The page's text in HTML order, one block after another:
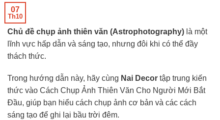
07
Th10
Chủ đề chụp ảnh thiên văn (Astrophotography) là một
lĩnh vực hấp dẫn và sáng tạo, nhưng đôi khi có thể đầy
thách thức.
Trong hướng dẫn này, hãy cùng Nai Decor tập trung kiến
thức vào Cách Chụp Ảnh Thiên Văn Cho Người Mới Bắt
Đầu, giúp bạn hiểu cách chụp ảnh cơ bản và các cách
sáng tạo để ghi lại bầu trời đêm.